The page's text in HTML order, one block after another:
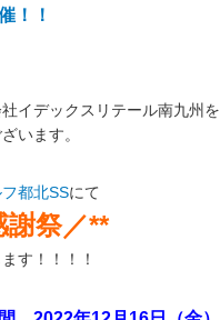
！！
イデックスリテール南九州
います。
都北SSにて
謝祭／**
す！！！！